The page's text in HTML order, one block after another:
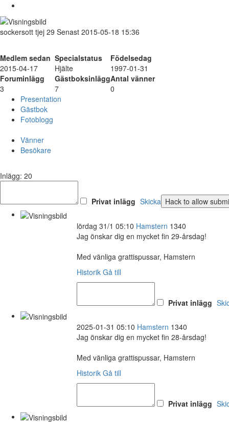
sockersott tjej 29 Senast 2015-05-18 15:36
Medlem sedan Specialstatus
Födelsedag
2015-04-17
Hjälte
1997-01-31
Foruminlägg
GästboksinläggAntal vänner
3
7
0
Presentation
Gästbok
Fotoblogg
Vänner
Besökare
Inlägg: 20
Privat inlägg Skicka
lördag 31/1 05:10 Hamstern 1340
Jag önskar dig en mycket fin 29-årsdag!
Med vänliga grattispussar, Hamstern
Historik Gå till
Privat inlägg
2025-01-31 05:10 Hamstern 1340
Jag önskar dig en mycket fin 28-årsdag!
Med vänliga grattispussar, Hamstern
Historik Gå till
Privat inlägg